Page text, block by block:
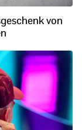
von